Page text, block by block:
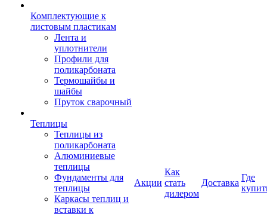
Комплектующие к
листовым пластикам
Лента и
уплотнители
Профили для
поликарбоната
Термошайбы и
шайбы
Пруток сварочный
Теплицы
Теплицы из
поликарбоната
Алюминиевые
теплицы
Фундаменты для
теплицы
Каркасы теплиц и
вставки к
Акции
Как
стать
дилером
Доставка
Где